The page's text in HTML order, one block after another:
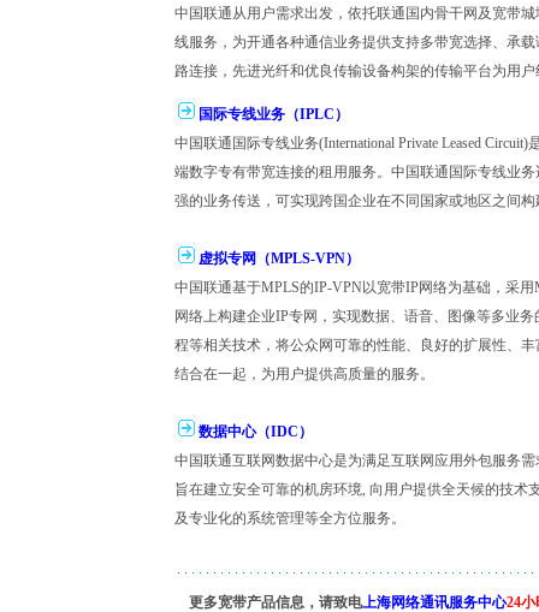
中国联通从用户需求出发，依托联通国内骨干网及宽带
线服务，为开通各种通信业务提供支持多带宽选择、承
路连接，先进光纤和优良传输设备构架的传输平台为用
国际专线业务（IPLC）
中国联通国际专线业务(International Private Leased
端数字专有带宽连接的租用服务。中国联通国际专线业
强的业务传送，可实现跨国企业在不同国家或地区之间
虚拟专网（MPLS-VPN）
中国联通基于MPLS的IP-VPN以宽带IP网络为基础，采
网络上构建企业IP专网，实现数据、语音、图像等多业
程等相关技术，将公众网可靠的性能、良好的扩展性、
结合在一起，为用户提供高质量的服务。
数据中心（IDC）
中国联通互联网数据中心是为满足互联网应用外包服务
旨在建立安全可靠的机房环境, 向用户提供全天候的技术
及专业化的系统管理等全方位服务。
更多宽带产品信息，请致电上海网络通讯服务中心24小